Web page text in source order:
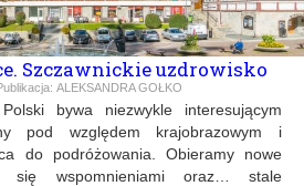
Szczawnickie uzdrowisko
ALEKSANDRA GOŁKO
bywa niezwykle interesującym
pod względem krajobrazowym i
do podróżowania. Obieramy nowe
się wspomnieniami oraz… stale